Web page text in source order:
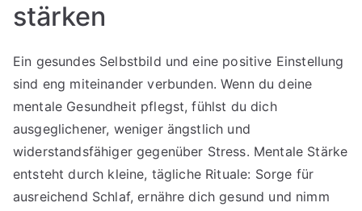
stärken
Ein gesundes Selbstbild und eine positive Einstellung
sind eng miteinander verbunden. Wenn du deine
mentale Gesundheit pflegst, fühlst du dich
ausgeglichener, weniger ängstlich und
widerstandsfähiger gegenüber Stress. Mentale Stärke
entsteht durch kleine, tägliche Rituale: Sorge für
ausreichend Schlaf, ernähre dich gesund und nimm